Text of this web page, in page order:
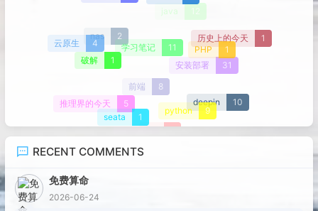
java 12
安装部署 31
前端 8
nas 2 历史上的今天 1
deepin 10
推理界的今天 5
云原生 4 PHP 1
python 9
seata 1
破解 1
学习笔记 11
RECENT COMMENTS
免费算命
2026-06-24